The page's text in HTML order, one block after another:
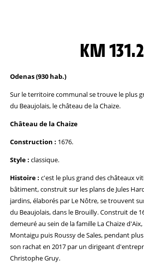
KM 131.2
Odenas (930 hab.)
Sur le territoire communal se trouve le plus
du Beaujolais, le château de la Chaize.
Château de la Chaize
Construction : 1676.
Style : classique.
Histoire : c'est le plus grand des châteaux
bâtiment, construit sur les plans de Jules
jardins, élaborés par Le Nôtre, se trouvent
du Beaujolais, dans le Brouilly. Construit de
demeuré au sein de la famille La Chaize
Montaigu puis Roussy de Sales, pendant
son rachat en 2017 par un dirigeant
Christophe Gruy.